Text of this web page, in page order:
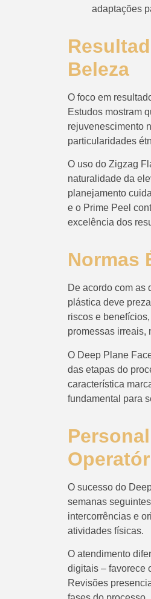
adaptações
Beleza
O foco em
Estudos mostram
rejuvenescimento
particularidades
O uso do Zigzag
naturalidade da
planejamento
e o Prime Peel
excelência dos
Normas
De acordo com as
plástica deve
riscos e
promessas irreais,
O Deep Plane
das etapas do
característica
fundamental para
O sucesso do
semanas
intercorrências e
atividades físicas.
O atendimento
digitais – favorece
Revisões